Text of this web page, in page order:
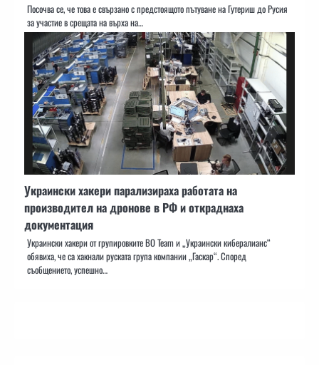
Посочва се, че това е свързано с предстоящото пътуване на Гутериш до Русия
за участие в срещата на върха на…
Украински хакери парализираха работата на
производител на дронове в РФ и откраднаха
документация
Украински хакери от групировките BO Team и „Украински кибералианс“
обявиха, че са хакнали руската група компании „Гаскар“. Според
съобщението, успешно…